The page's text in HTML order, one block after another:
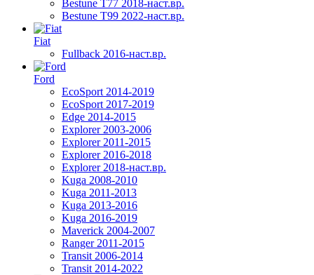
Bestune T77 2018-наст.вр.
Bestune T99 2022-наст.вр.
Fiat
Fullback 2016-наст.вр.
Ford
EcoSport 2014-2019
EcoSport 2017-2019
Edge 2014-2015
Explorer 2003-2006
Explorer 2011-2015
Explorer 2016-2018
Explorer 2018-наст.вр.
Kuga 2008-2010
Kuga 2011-2013
Kuga 2013-2016
Kuga 2016-2019
Maverick 2004-2007
Ranger 2011-2015
Transit 2006-2014
Transit 2014-2022